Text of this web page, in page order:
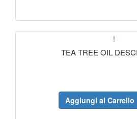
!
TEA TREE OIL
Aggiungi al Carrello